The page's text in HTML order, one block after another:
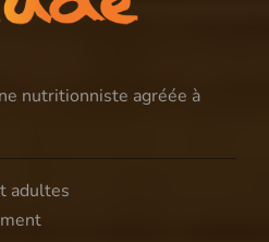
nutritionniste agréée à
adultes